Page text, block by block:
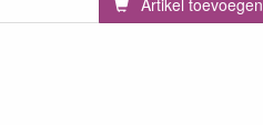
Artikel toevoegen